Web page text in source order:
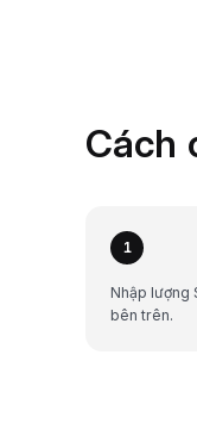
Cách
1
Nhập lượng
bên trên.